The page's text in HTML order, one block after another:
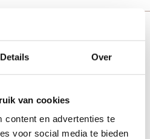
Details Over
van cookies
content en advertenties te
voor social media te bieden
CVP109
Bekijk